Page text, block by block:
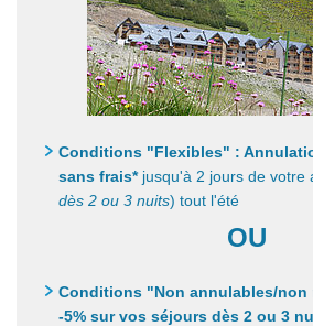
Conditions "Flexibles" :
sans frais*jusqu'à 2 jours de votre
dès 2 ou 3 nuits) tout l'été
OU
Conditions "Non annulables/non
-5% sur vos séjours dès 2 ou 3